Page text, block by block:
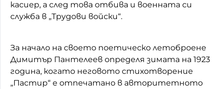
касиер, а след това отбива и военната си
служба в „Трудови войски“.
За начало на своето поетическо летоброене
Димитър Пантелеев определя зимата на 1923
година, когато неговото стихотворение
„Пастир“ е отпечатано в авторитетното